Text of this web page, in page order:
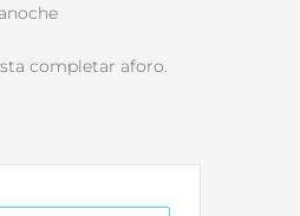
completar aforo.